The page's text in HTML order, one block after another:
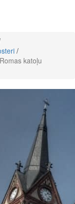
/
katoļu